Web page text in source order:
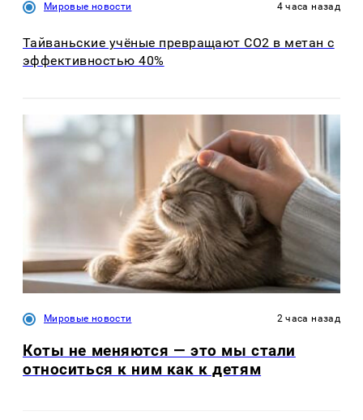
Мировые новости 4 часа назад
Тайваньские учёные превращают CO2 в метан с
эффективностью 40%
Мировые новости 2 часа назад
Коты не меняются — это мы стали
относиться к ним как к детям